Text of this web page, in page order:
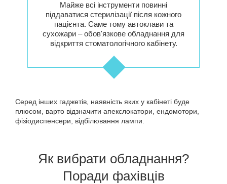
Майже всі інструменти повинні
піддаватися стерилізації після кожного
пацієнта. Саме тому автоклави та
сухожари – обов'язкове обладнання для
відкриття стоматологічного кабінету.
Серед інших гаджетів, наявність яких у кабінеті буде
плюсом, варто відзначити апекслокатори, ендомотори,
фізіодиспенсери, відбілювання лампи.
Як вибрати обладнання?
Поради фахівців